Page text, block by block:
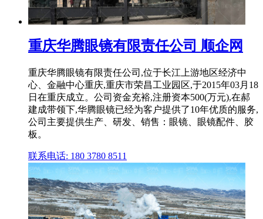
重庆华腾眼镜有限责任公司 顺企网
重庆华腾眼镜有限责任公司,位于长江上游地区经济中
心、金融中心重庆,重庆市荣昌工业园区,于2015年03月18
日在重庆成立。公司资金充裕,注册资本500(万元),在郝
建成带领下,华腾眼镜已经为客户提供了10年优质的服务,
公司主要提供生产、研发、销售：眼镜、眼镜配件、胶
板。
联系电话: 180 3780 8511